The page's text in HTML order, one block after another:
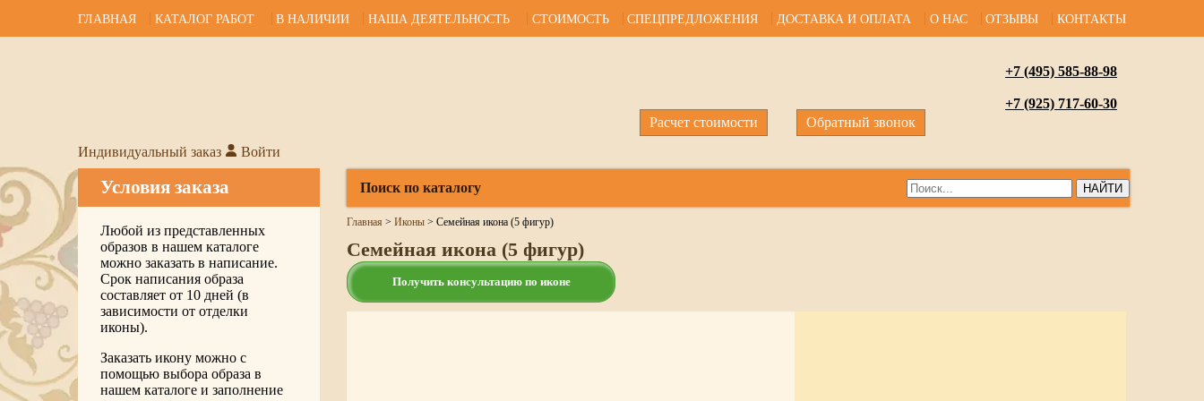
ГЛАВНАЯ КАТАЛОГ РАБОТ В НАЛИЧИИ НАША ДЕЯТЕЛЬНОСТЬ СТОИМОСТЬ СПЕЦПРЕДЛОЖЕНИЯ ДОСТАВКА И ОПЛАТА О НАС ОТЗЫВЫ КОНТАКТЫ
+7 (495) 585-88-98
+7 (925) 717-60-30
Индивидуальный заказ Войти
Расчет стоимости Обратный звонок
Условия заказа
Любой из представленных
образов в нашем каталоге
можно заказать в написание.
Срок написания образа
составляет от 10 дней (в
зависимости от отделки
иконы).
Заказать икону можно с
помощью выбора образа в
нашем каталоге и заполнение
Поиск по каталогу НАЙТИ
Главная > Иконы > Семейная икона (5 фигур)
Семейная икона (5 фигур)
Получить консультацию по иконе